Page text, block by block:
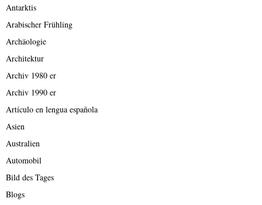
Antarktis
Arabischer Frühling
Archäologie
Architektur
Archiv 1980 er
Archiv 1990 er
Artículo en lengua española
Asien
Australien
Automobil
Bild des Tages
Blogs